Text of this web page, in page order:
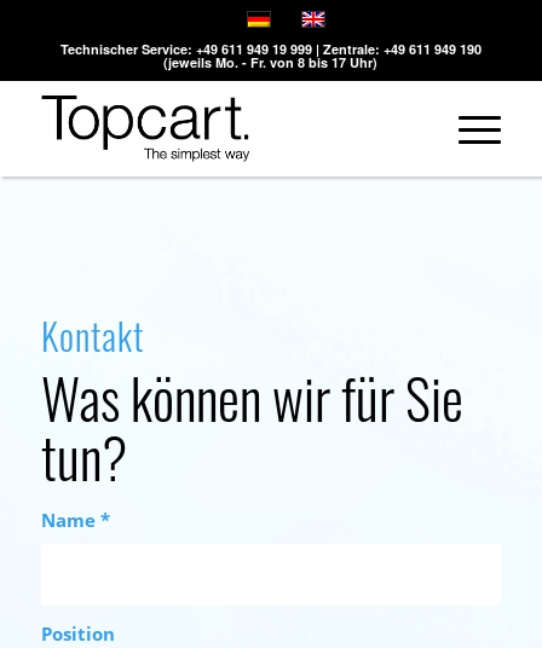
Technischer Service: +49 611 949 19 999 | Zentrale: +49 611 949 190
(jeweils Mo. - Fr. von 8 bis 17 Uhr)
Kontakt
Was können wir für Sie
tun?
Name *
Position